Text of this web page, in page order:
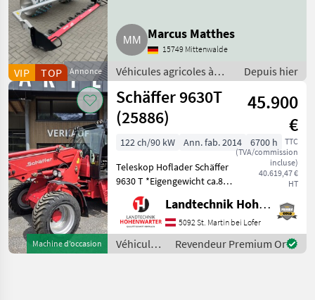
Annonce
VIP TOP
Marcus Matthes
15749 Mittenwalde
Véhicules agricoles à
moteur / Motoculteurs
Depuis hier
Machine d’occasion
Schäffer 9630T
(25886)
45.900
€
TTC
(TVA/commission
incluse)
40.619,47 €
HT
122 ch/90 kW Ann. fab. 2014
6700 h
Teleskop Hoflader Schäffer
9630 T *Eigengewicht ca.8 t
*Bereifung 400/55-22, 5
*Kipplast 4200 kg
*Radstand 2.52 m
*Fahrgeschwindigkeit 20
km/h *Wenderadius innen
Landtechnik Hohenwarter GmbH
5092 St. Martin bei Lofer
Véhicules
agricoles
Revendeur Premium Or